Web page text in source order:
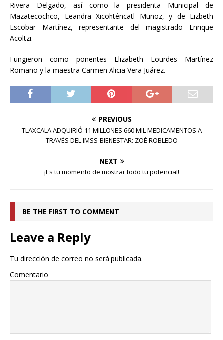
Rivera Delgado, así como la presidenta Municipal de
Mazatecochco, Leandra Xicohténcatl Muñoz, y de Lizbeth
Escobar Martínez, representante del magistrado Enrique
Acoltzi.
Fungieron como ponentes Elizabeth Lourdes Martínez
Romano y la maestra Carmen Alicia Vera Juárez.
PREVIOUS
TLAXCALA ADQUIRIÓ 11 MILLONES 660 MIL MEDICAMENTOS A
TRAVÉS DEL IMSS-BIENESTAR: ZOÉ ROBLEDO
NEXT
¡Es tu momento de mostrar todo tu potencial!
BE THE FIRST TO COMMENT
Leave a Reply
Tu dirección de correo no será publicada.
Comentario